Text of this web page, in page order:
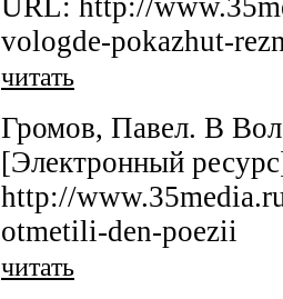
vologde-pokazhut-
читать
Громов, Павел. В
[Электронный
http://
otmetili-den-poezii
читать